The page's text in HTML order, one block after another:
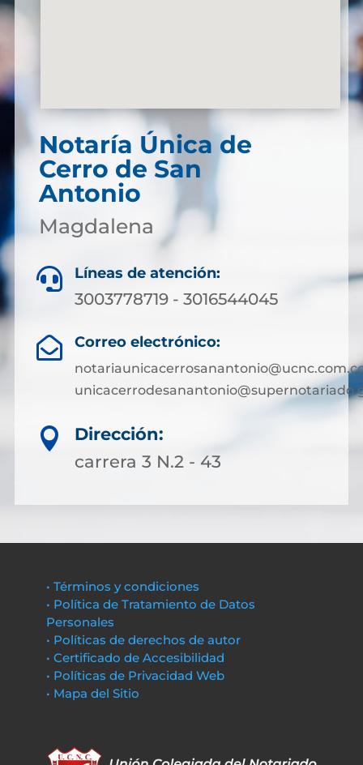
Notaría Única de
Cerro de San
Antonio
Magdalena
 Líneas de atención:
3003778719 - 3016544045
 Correo electrónico:

Dirección:
carrera 3 N.2 - 43
• Términos y condiciones
• Política de Tratamiento de Datos
Personales
• Políticas de derechos de autor
• Certificado de Accesibilidad
• Políticas de Privacidad Web
• Mapa del Sitio